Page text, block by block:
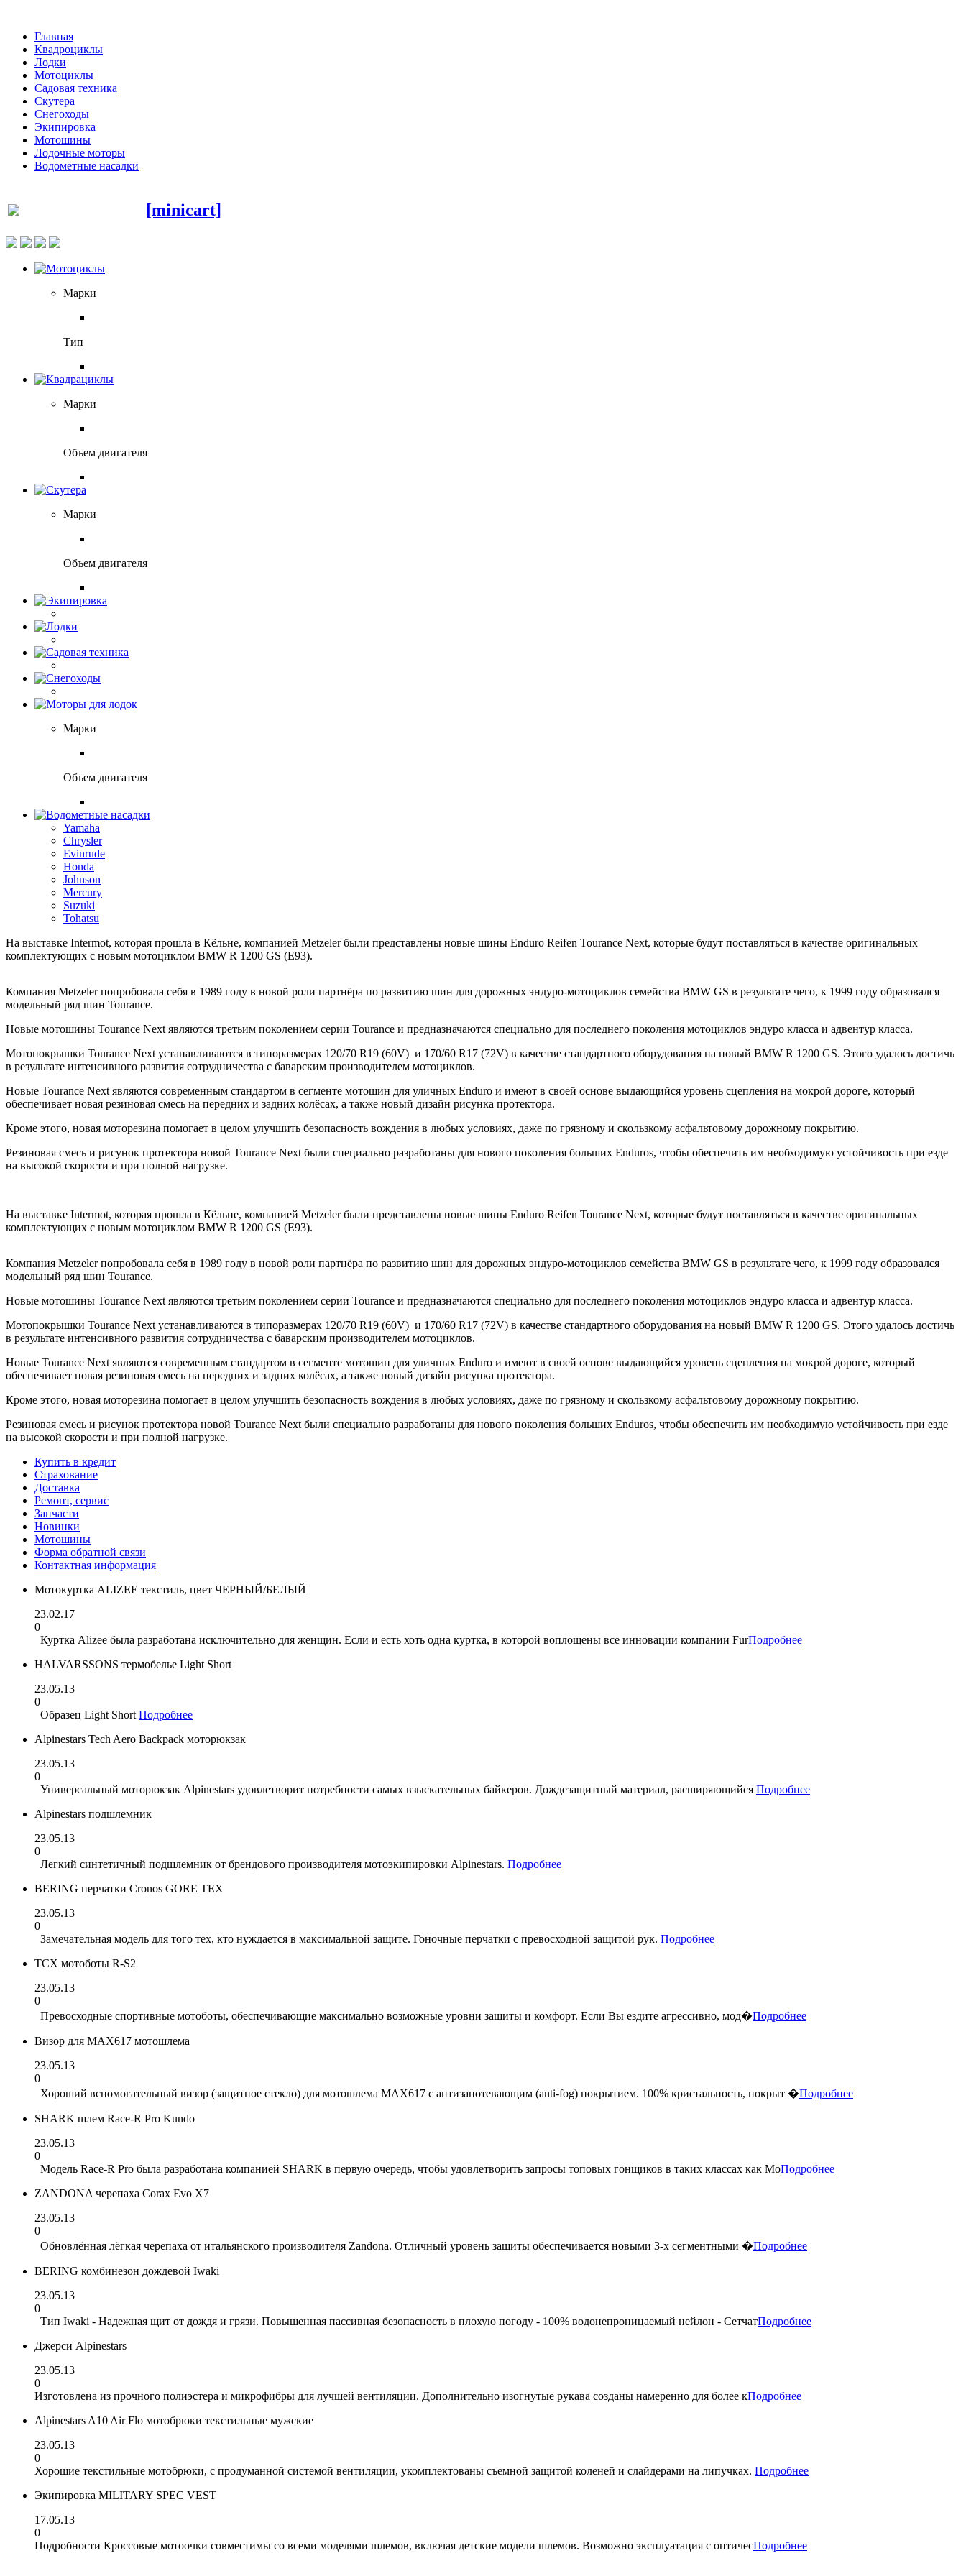
Главная
Квадроциклы
Лодки
Мотоциклы
Садовая техника
Скутера
Снегоходы
Экипировка
Мотошины
Лодочные моторы
Водометные насадки
[minicart]
Марки
Тип
Марки
Объем двигателя
Марки
Объем двигателя
Марки
Объем двигателя
Yamaha
Chrysler
Evinrude
Honda
Johnson
Mercury
Suzuki
Tohatsu
На выставке Intermot, которая прошла в Кёльне, компанией Metzeler были представлены новые шины Enduro Reifen Tourance Next, которые будут поставляться в качестве оригинальных
комплектующих с новым мотоциклом BMW R 1200 GS (E93).
Компания Metzeler попробовала себя в 1989 году в новой роли партнёра по развитию шин для дорожных эндуро-мотоциклов семейства BMW GS в результате чего, к 1999 году образовался
модельный ряд шин Tourance.
Новые мотошины Tourance Next являются третьим поколением серии Tourance и предназначаются специально для последнего поколения мотоциклов эндуро класса и адвентур класса.
Мотопокрышки Tourance Next устанавливаются в типоразмерах 120/70 R19 (60V) и 170/60 R17 (72V) в качестве стандартного оборудования на новый BMW R 1200 GS. Этого удалось достичь
в результате интенсивного развития сотрудничества с баварским производителем мотоциклов.
Новые Tourance Next являются современным стандартом в сегменте мотошин для уличных Enduro и имеют в своей основе выдающийся уровень сцепления на мокрой дороге, который
обеспечивает новая резиновая смесь на передних и задних колёсах, а также новый дизайн рисунка протектора.
Кроме этого, новая моторезина помогает в целом улучшить безопасность вождения в любых условиях, даже по грязному и скользкому асфальтовому дорожному покрытию.
Резиновая смесь и рисунок протектора новой Tourance Next были специально разработаны для нового поколения больших Enduros, чтобы обеспечить им необходимую устойчивость при езде
на высокой скорости и при полной нагрузке.
На выставке Intermot, которая прошла в Кёльне, компанией Metzeler были представлены новые шины Enduro Reifen Tourance Next, которые будут поставляться в качестве оригинальных
комплектующих с новым мотоциклом BMW R 1200 GS (E93).
Компания Metzeler попробовала себя в 1989 году в новой роли партнёра по развитию шин для дорожных эндуро-мотоциклов семейства BMW GS в результате чего, к 1999 году образовался
модельный ряд шин Tourance.
Новые мотошины Tourance Next являются третьим поколением серии Tourance и предназначаются специально для последнего поколения мотоциклов эндуро класса и адвентур класса.
Мотопокрышки Tourance Next устанавливаются в типоразмерах 120/70 R19 (60V) и 170/60 R17 (72V) в качестве стандартного оборудования на новый BMW R 1200 GS. Этого удалось достичь
в результате интенсивного развития сотрудничества с баварским производителем мотоциклов.
Новые Tourance Next являются современным стандартом в сегменте мотошин для уличных Enduro и имеют в своей основе выдающийся уровень сцепления на мокрой дороге, который
обеспечивает новая резиновая смесь на передних и задних колёсах, а также новый дизайн рисунка протектора.
Кроме этого, новая моторезина помогает в целом улучшить безопасность вождения в любых условиях, даже по грязному и скользкому асфальтовому дорожному покрытию.
Резиновая смесь и рисунок протектора новой Tourance Next были специально разработаны для нового поколения больших Enduros, чтобы обеспечить им необходимую устойчивость при езде
на высокой скорости и при полной нагрузке.
Купить в кредит
Страхование
Доставка
Ремонт, сервис
Запчасти
Новинки
Мотошины
Форма обратной связи
Контактная информация
Мотокуртка ALIZEE текстиль, цвет ЧЕРНЫЙ/БЕЛЫЙ
23.02.17
0
Куртка Alizee была разработана исключительно для женщин. Если и есть хоть одна куртка, в которой воплощены все инновации компании FurПодробнее
HALVARSSONS термобелье Light Short
23.05.13
0
Образец Light Short Подробнее
Alpinestars Tech Aero Backpack моторюкзак
23.05.13
0
Универсальный моторюкзак Alpinestars удовлетворит потребности самых взыскательных байкеров. Дождезащитный материал, расширяющийся Подробнее
Alpinestars подшлемник
23.05.13
0
Легкий синтетичный подшлемник от брендового производителя мотоэкипировки Alpinestars. Подробнее
BERING перчатки Cronos GORE TEX
23.05.13
0
Замечательная модель для того тех, кто нуждается в максимальной защите. Гоночные перчатки с превосходной защитой рук. Подробнее
TCX мотоботы R-S2
23.05.13
0
Превосходные спортивные мотоботы, обеспечивающие максимально возможные уровни защиты и комфорт. Если Вы ездите агрессивно, мод�Подробнее
Визор для MAX617 мотошлема
23.05.13
0
Хороший вспомогательный визор (защитное стекло) для мотошлема MAX617 с антизапотевающим (anti-fog) покрытием. 100% кристальность, покрыт �Подробнее
SHARK шлем Race-R Pro Kundo
23.05.13
0
Модель Race-R Pro была разработана компанией SHARK в первую очередь, чтобы удовлетворить запросы топовых гонщиков в таких классах как MoПодробнее
ZANDONA черепаха Corax Evo X7
23.05.13
0
Обновлённая лёгкая черепаха от итальянского производителя Zandona. Отличный уровень защиты обеспечивается новыми 3-х сегментными �Подробнее
BERING комбинезон дождевой Iwaki
23.05.13
0
Тип Iwaki - Надежная щит от дождя и грязи. Повышенная пассивная безопасность в плохую погоду - 100% водонепроницаемый нейлон - СетчатПодробнее
Джерси Alpinestars
23.05.13
0
Изготовлена из прочного полиэстера и микрофибры для лучшей вентиляции. Дополнительно изогнутые рукава созданы намеренно для более кПодробнее
Alpinestars A10 Air Flo мотобрюки текстильные мужские
23.05.13
0
Хорошие текстильные мотобрюки, с продуманной системой вентиляции, укомплектованы съемной защитой коленей и слайдерами на липучках. Подробнее
Экипировка MILITARY SPEC VEST
17.05.13
0
Подробности Кроссовые мотоочки совместимы со всеми моделями шлемов, включая детские модели шлемов. Возможно эксплуатация с оптичесПодробнее